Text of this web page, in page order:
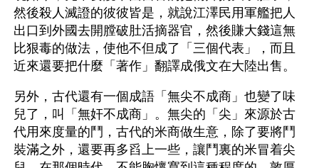
然後殺人滅證的彼彼皆是，就說江澤民用軍艦把人
出口到外國去開膛破肚活摘器官，然後賺大錢這無
比狠毒的做法，使他不但成了「三個代表」，而且
近來還要把什麼「著作」翻譯成俄文在大陸出售。
另外，古代還有一個成語「無尖不成商」也變了味
兒了，叫「無奸不成商」。無尖的「尖」來源於古
代用來度量的鬥，古代的米商做生意，除了要將鬥
裝滿之外，還要再多舀上一些，讓鬥裏的米冒着尖